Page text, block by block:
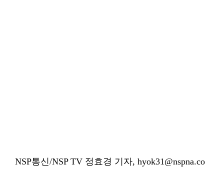
NSP통신/NSP TV 정효경 기자, hyok31@nspna.co